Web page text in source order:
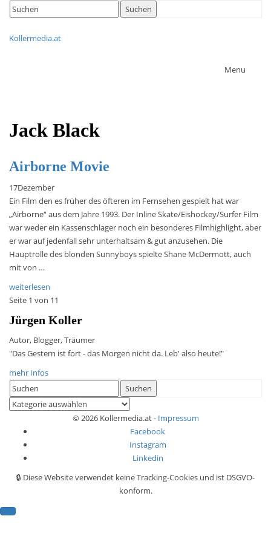
Search
for:
Suchen
Kollermedia.at
Menu
Jack Black
Airborne Movie
17Dezember
Ein Film den es früher des öfteren im Fernsehen gespielt hat war
„Airborne“ aus dem Jahre 1993. Der Inline Skate/Eishockey/Surfer Film
war weder ein Kassenschlager noch ein besonderes Filmhighlight, aber
er war auf jedenfall sehr unterhaltsam & gut anzusehen. Die
Hauptrolle des blonden Sunnyboys spielte Shane McDermott, auch
mit von …
weiterlesen
Seite 1 von 11
Jürgen Koller
Autor, Blogger, Träumer
"Das Gestern ist fort - das Morgen nicht da. Leb' also heute!"
mehr Infos
Search
for:
Suchen
Kategorien
© 2026 Kollermedia.at - Impressum
Facebook
Instagram
Linkedin
🔒 Diese Website verwendet keine Tracking-Cookies und ist DSGVO-
konform.